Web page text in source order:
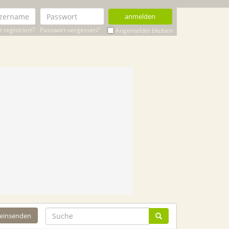
anmelden
registriert? Passwort vergessen? Angemeldet bleiben